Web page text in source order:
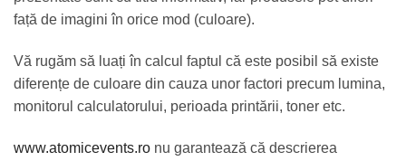
față de imagini în orice mod (culoare).
Vă rugăm să luați în calcul faptul că este posibil să existe
diferențe de culoare din cauza unor factori precum lumina,
monitorul calculatorului, perioada printării, toner etc.
www.atomicevents.ro nu garantează că descrierea